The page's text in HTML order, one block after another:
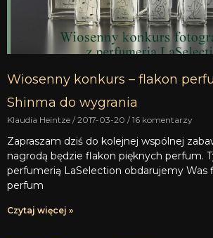
Wiosenny konkurs – flakon
Shinma do wygrania
Klaudia Heintze 2017-03-20 16 komentarzy
Zapraszam dziś do kolejnej wspólnej
nagrodą będzie flakon pięknych perfum.
perfumerią LaSelection obdarujemy Was
perfum
Czytaj więcej »